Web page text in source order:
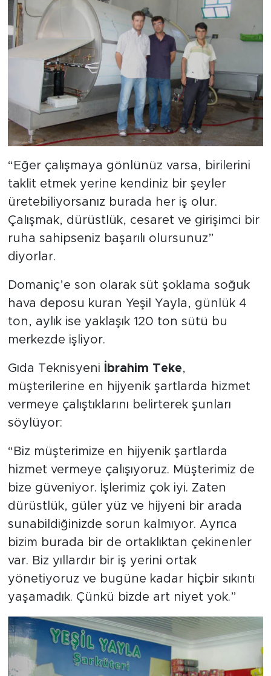
“Eğer çalışmaya gönlünüz varsa, birilerini
taklit etmek yerine kendiniz bir şeyler
üretebiliyorsanız burada her iş olur.
Çalışmak, dürüstlük, cesaret ve girişimci bir
ruha sahipseniz başarılı olursunuz”
diyorlar.
Domaniç’e son olarak süt şoklama soğuk
hava deposu kuran Yeşil Yayla, günlük 4
ton, aylık ise yaklaşık 120 ton sütü bu
merkezde işliyor.
Gıda Teknisyeni İbrahim Teke,
müşterilerine en hijyenik şartlarda hizmet
vermeye çalıştıklarını belirterek şunları
söylüyor:
“Biz müşterimize en hijyenik şartlarda
hizmet vermeye çalışıyoruz. Müşterimiz de
bize güveniyor. İşlerimiz çok iyi. Zaten
dürüstlük, güler yüz ve hijyeni bir arada
sunabildiğinizde sorun kalmıyor. Ayrıca
bizim burada bir de ortaklıktan çekinenler
var. Biz yıllardır bir iş yerini ortak
yönetiyoruz ve bugüne kadar hiçbir sıkıntı
yaşamadık. Çünkü bizde art niyet yok.”